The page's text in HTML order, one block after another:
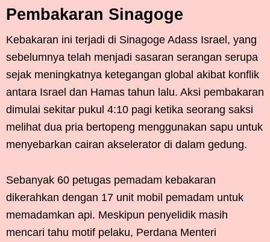
Pembakaran Sinagoge
Kebakaran ini terjadi di Sinagoge Adass Israel, yang
sebelumnya telah menjadi sasaran serangan serupa
sejak meningkatnya ketegangan global akibat konflik
antara Israel dan Hamas tahun lalu. Aksi pembakaran
dimulai sekitar pukul 4:10 pagi ketika seorang saksi
melihat dua pria bertopeng menggunakan sapu untuk
menyebarkan cairan akselerator di dalam gedung.
Sebanyak 60 petugas pemadam kebakaran
dikerahkan dengan 17 unit mobil pemadam untuk
memadamkan api. Meskipun penyelidik masih
mencari tahu motif pelaku, Perdana Menteri